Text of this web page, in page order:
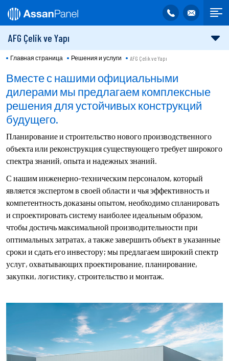
AFG Çelik ve Yapı
Главная страница Решения и услуги AFG Çelik ve Yapı
Вместе с нашими официальными
дилерами мы предлагаем комплексные
решения для устойчивых конструкций
будущего.
Планирование и строительство нового производственного
объекта или реконструкция существующего требует широкого
спектра знаний, опыта и надежных знаний.
С нашим инженерно-техническим персоналом, который
является экспертом в своей области и чья эффективность и
компетентность доказаны опытом, необходимо спланировать
и спроектировать систему наиболее идеальным образом,
чтобы достичь максимальной производительности при
оптимальных затратах, а также завершить объект в указанные
сроки и сдать его инвестору; мы предлагаем широкий спектр
услуг, охватывающих проектирование, планирование,
закупки, логистику, строительство и монтаж.